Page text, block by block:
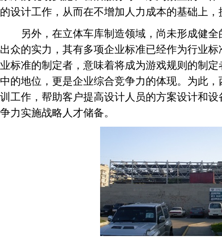
的设计工作，从而在不增加人力成本的基础上
另外，在立体车库制造领域，尚未形成健全
出众的实力，其有多项企业标准已经作为行业
业标准的制定者，意味着将成为游戏规则的制
中的地位，更是企业综合竞争力的体现。为此
训工作，帮助客户提高设计人员的方案设计和
争力实施战略人才储备。